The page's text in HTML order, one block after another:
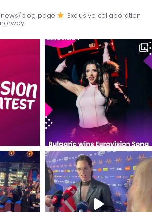
news/blog page
Exclusive collaboration